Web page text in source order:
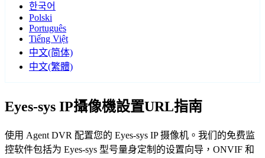
한국어
Polski
Português
Tiếng Việt
中文(简体)
中文(繁體)
Eyes-sys IP攝像機設置URL指南
使用 Agent DVR 配置您的 Eyes-sys IP 摄像机。我们的免费监
控软件包括为 Eyes-sys 型号量身定制的设置向导，ONVIF 和